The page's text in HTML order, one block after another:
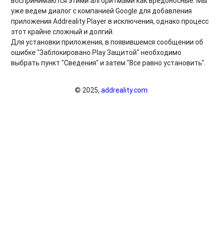
уже ведем диалог с компанией Google для добавления
приложения Addreality Player в исключения, однако процесс
этот крайне сложный и долгий.
Для установки приложения, в появившемся сообщении об
ошибке "Заблокировано Play Защитой" необходимо
выбрать пункт "Сведения" и затем "Все равно установить".
© 2025, addreality.com